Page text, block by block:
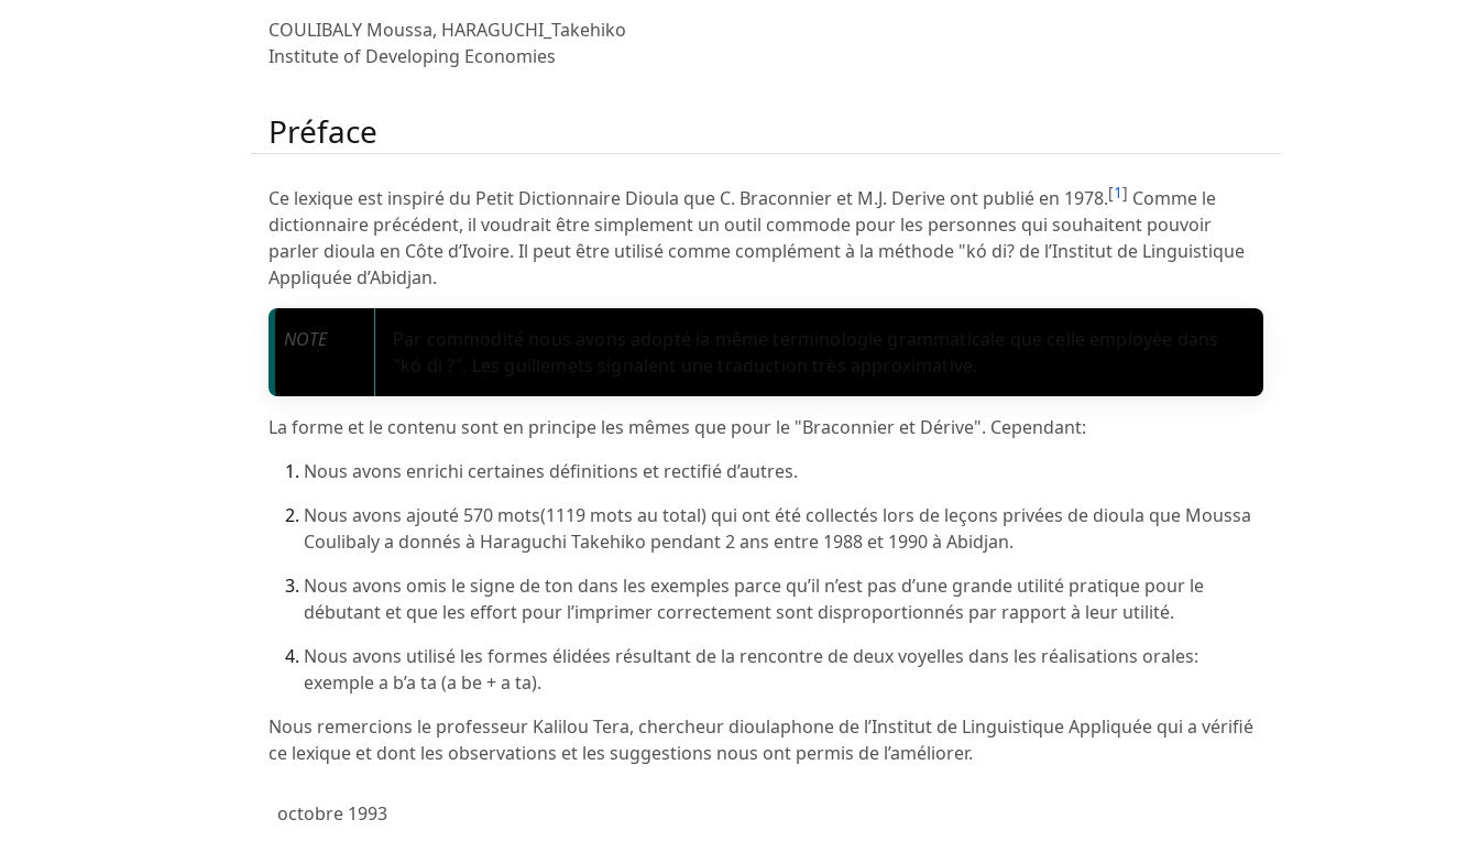
COULIBALY Moussa, HARAGUCHI_Takehiko
Institute of Developing Economies
Préface
Ce lexique est inspiré du Petit Dictionnaire Dioula que C. Braconnier et M.J. Derive ont publié en 1978.[1] Comme le
dictionnaire précédent, il voudrait être simplement un outil commode pour les personnes qui souhaitent pouvoir
parler dioula en Côte d’Ivoire. Il peut être utilisé comme complément à la méthode "kó di? de l’Institut de Linguistique
Appliquée d’Abidjan.
NOTE
La forme et le contenu sont en principe les mêmes que pour le "Braconnier et Dérive". Cependant:
Nous avons enrichi certaines définitions et rectifié d’autres.
Nous avons ajouté 570 mots(1119 mots au total) qui ont été collectés lors de leçons privées de dioula que Moussa
Coulibaly a donnés à Haraguchi Takehiko pendant 2 ans entre 1988 et 1990 à Abidjan.
Nous avons omis le signe de ton dans les exemples parce qu’il n’est pas d’une grande utilité pratique pour le
débutant et que les effort pour l’imprimer correctement sont disproportionnés par rapport à leur utilité.
Nous avons utilisé les formes élidées résultant de la rencontre de deux voyelles dans les réalisations orales:
exemple a b’a ta (a be + a ta).
Nous remercions le professeur Kalilou Tera, chercheur dioulaphone de l’Institut de Linguistique Appliquée qui a vérifié
ce lexique et dont les observations et les suggestions nous ont permis de l’améliorer.
octobre 1993